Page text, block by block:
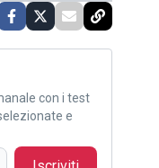
con i test
e